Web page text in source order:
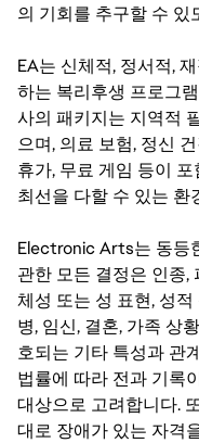
의 기회를 추구할 수 있
EA는 신체적, 정서적,
하는 복리후생 프로그
사의 패키지는 지역적
으며, 의료 보험, 정신
휴가, 무료 게임 등이
최선을 다할 수 있는 환
Electronic Arts는 동등
관한 모든 결정은 인종,
체성 또는 성 표현, 성적
병, 임신, 결혼, 가족 상
호되는 기타 특성과 관
법률에 따라 전과 기록
대상으로 고려합니다.
대로 장애가 있는 자격